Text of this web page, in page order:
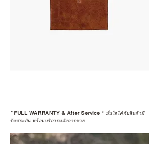
*FULL WARRANTY & After Service * มั่นใจได้กับสินค้ามี
รับประกัน พร้อมบริการหลังการขาย